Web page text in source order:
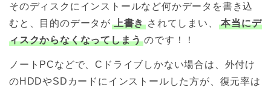
そのディスクにインストールなど何かデータを書き込
むと、目的のデータが 上書き されてしまい、
本当にデ
ィスクからなくなってしまう のです！！
ノートPCなどで、Cドライブしかない場合は、外付け
のHDDやSDカードにインストールした方が、復元率は